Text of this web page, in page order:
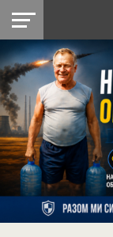
НІКОПОЛЬ
РАЙОН
СІЧЕСЛАВСЬКА
УКРАЇНА
РЕТРО
НІКОПОЛЬ
ЛАЙТ
УКРАЇНА
ДОПОМОГА
РАДІО